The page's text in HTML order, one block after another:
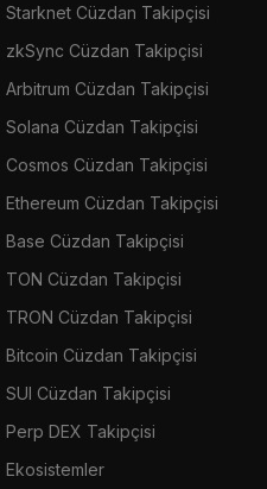
Starknet Cüzdan Takipçisi
zkSync Cüzdan Takipçisi
Arbitrum Cüzdan Takipçisi
Solana Cüzdan Takipçisi
Cosmos Cüzdan Takipçisi
Ethereum Cüzdan Takipçisi
Base Cüzdan Takipçisi
TON Cüzdan Takipçisi
TRON Cüzdan Takipçisi
Bitcoin Cüzdan Takipçisi
SUI Cüzdan Takipçisi
Perp DEX Takipçisi
Ekosistemler